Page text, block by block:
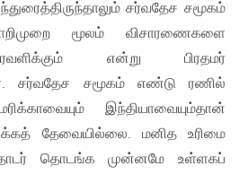
சர்வதேச சமூகம்
மூலம் விசாரணைகளை
என்று பிரதமர்
சர்வதேச சமூகம் எண்டு ரணில்
இந்தியாவையும்தான்
தேவையில்லை. மனித உரிமை
தொடங்க முன்னமே உள்ளகப்